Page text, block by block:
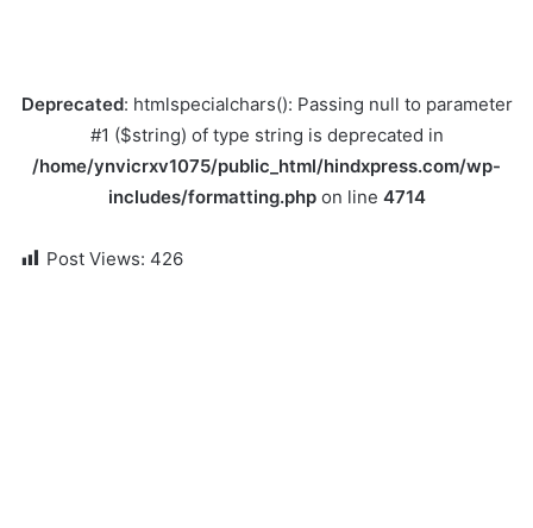
Deprecated: htmlspecialchars(): Passing null to parameter
#1 ($string) of type string is deprecated in
/home/ynvicrxv1075/public_html/hindxpress.com/wp-
includes/formatting.phpon line 4714
Post Views: 426